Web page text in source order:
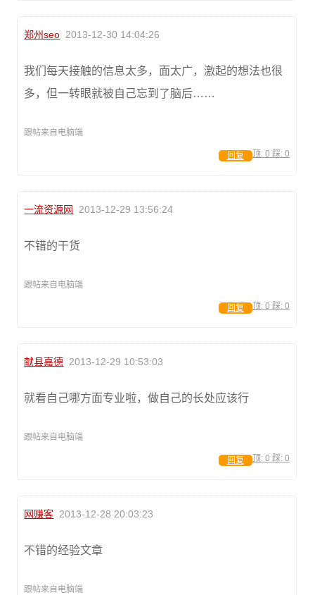
郑州seo 2013-12-30 14:04:26
我们每天接触的信息太多，面太广，激起的想法也很
多，但一转眼就被自己忘到了脑后……
跟帖来自电脑端
顶: 0 踩: 0
回复
一流资源网 2013-12-29 13:56:24
不错的干货
跟帖来自电脑端
顶: 0 踩: 0
回复
献县嘉德 2013-12-29 10:53:03
就看自己哪方面专业啦，做自己的长处应该行
跟帖来自电脑端
顶: 0 踩: 0
回复
网赚客 2013-12-28 20:03:23
不错的经验文章
跟帖来自电脑端